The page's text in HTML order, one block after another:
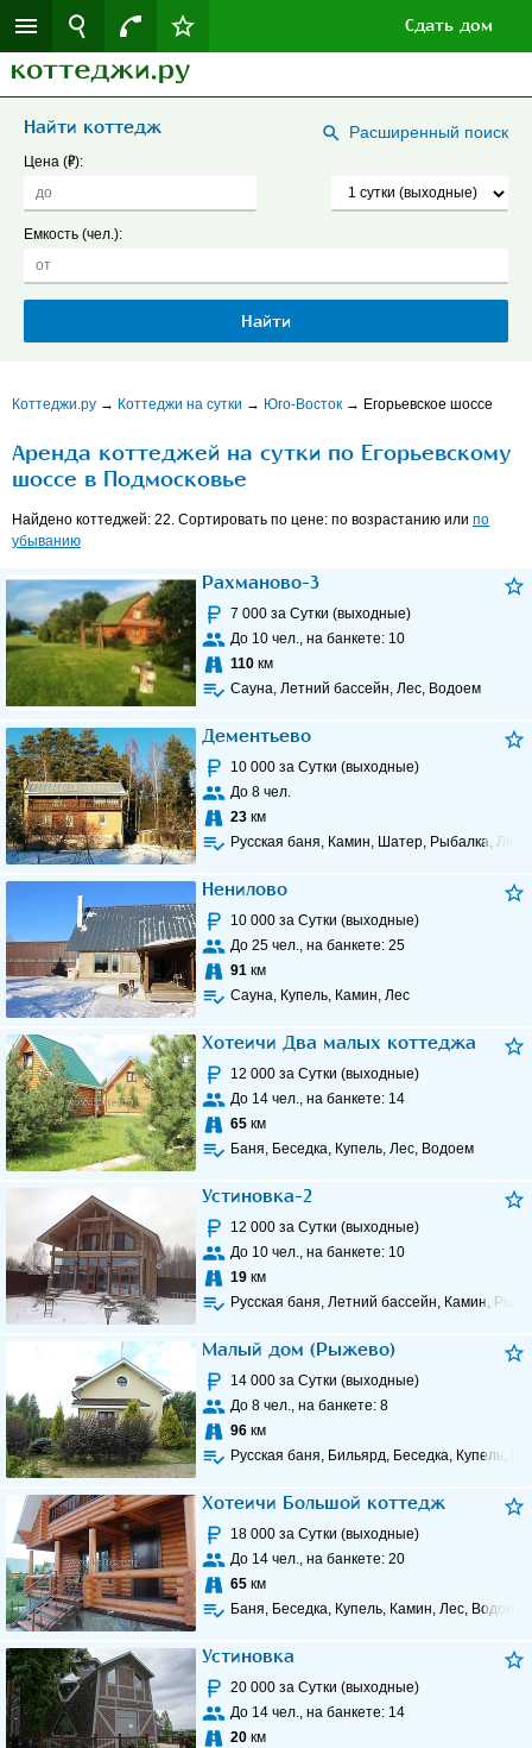
Сдать дом
Расширенный поиск
Найти коттедж
Цена (Р):
Емкость (чел.):
Коттеджи.ру → Коттеджи на сутки → Юго-Восток → Егорьевское шоссе
Аренда коттеджей на сутки по Егорьевскому
шоссе в Подмосковье
Найдено коттеджей: 22. Сортировать по цене: по возрастанию или по
убыванию
Рахманово-3
7 000 за Сутки (выходные)
До 10 чел., на банкете: 10
110 км
Сауна, Летний бассейн, Лес, Водоем
Дементьево
10 000 за Сутки (выходные)
До 8 чел.
23 км
Русская баня, Камин, Шатер, Рыбалка, Лес,
Ненилово
10 000 за Сутки (выходные)
До 25 чел., на банкете: 25
91 км
Сауна, Купель, Камин, Лес
Хотеичи Два малых коттеджа
12 000 за Сутки (выходные)
До 14 чел., на банкете: 14
65 км
Баня, Беседка, Купель, Лес, Водоем
Устиновка-2
12 000 за Сутки (выходные)
До 10 чел., на банкете: 10
19 км
Русская баня, Летний бассейн, Камин,
Малый дом (Рыжево)
14 000 за Сутки (выходные)
До 8 чел., на банкете: 8
96 км
Русская баня, Бильярд, Беседка, Купель,
Хотеичи Большой коттедж
18 000 за Сутки (выходные)
До 14 чел., на банкете: 20
65 км
Баня, Беседка, Купель, Камин, Лес, Водоем
Устиновка
20 000 за Сутки (выходные)
До 14 чел., на банкете: 14
20 км